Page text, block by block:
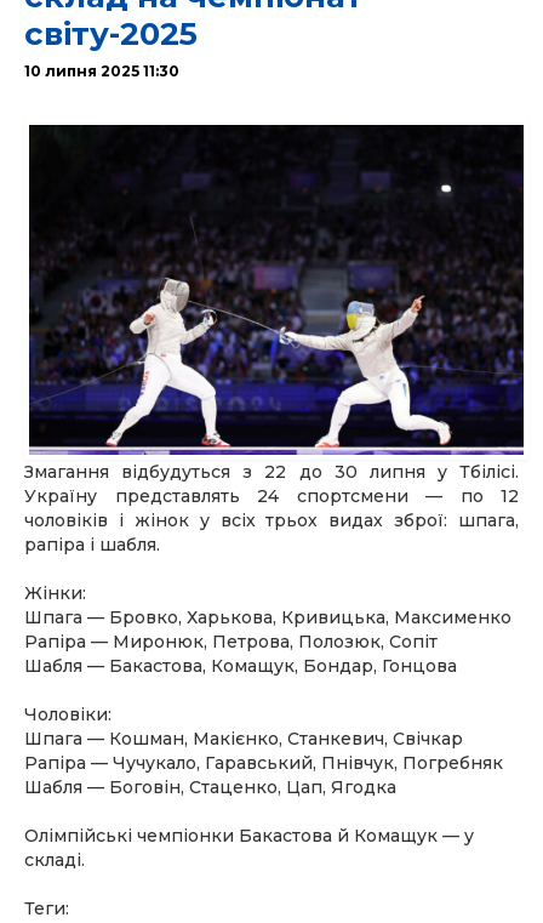
світу-2025
10 липня 2025 11:30
Змагання відбудуться з 22 до 30 липня у Тбілісі.
Україну представлять 24 спортсмени — по 12
чоловіків і жінок у всіх трьох видах зброї: шпага,
рапіра і шабля.
Жінки:
Шпага — Бровко, Харькова, Кривицька, Максименко
Рапіра — Миронюк, Петрова, Полозюк, Сопіт
Шабля — Бакастова, Комащук, Бондар, Гонцова
Чоловіки:
Шпага — Кошман, Макієнко, Станкевич, Свічкар
Рапіра — Чучукало, Гаравський, Пнівчук, Погребняк
Шабля — Боговін, Стаценко, Цап, Ягодка
Олімпійські чемпіонки Бакастова й Комащук — у
складі.
Теги: